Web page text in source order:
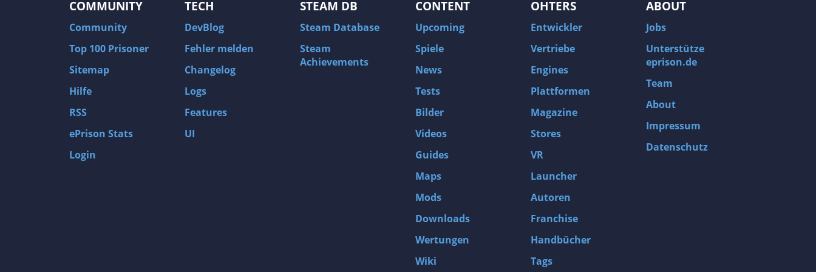
COMMUNITY
Community
Top 100 Prisoner
Sitemap
Hilfe
RSS
ePrison Stats
Login
TECH
DevBlog
Fehler melden
Changelog
Logs
Features
UI
STEAM DB
Steam Database
Steam
Achievements
CONTENT
Upcoming
Spiele
News
Tests
Bilder
Videos
Guides
Maps
Mods
Downloads
Wertungen
Wiki
OHTERS
Entwickler
Vertriebe
Engines
Plattformen
Magazine
Stores
VR
Launcher
Autoren
Franchise
Handbücher
Tags
ABOUT
Jobs
Unterstütze
eprison.de
Team
About
Impressum
Datenschutz